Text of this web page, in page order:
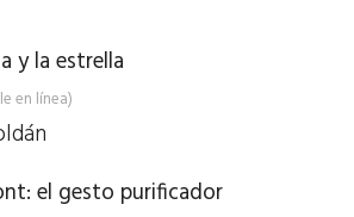
y la estrella
en línea)
el gesto purificador